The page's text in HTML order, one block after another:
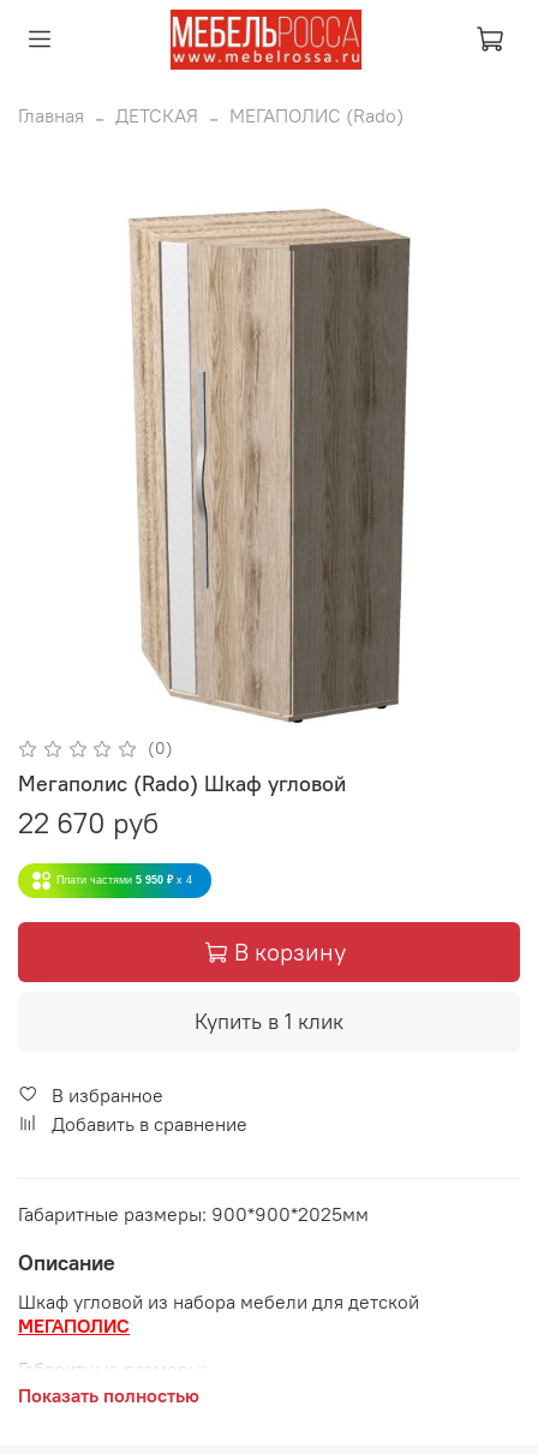
Главная ДЕТСКАЯ МЕГАПОЛИС (Rado)
(0)
Мегаполис (Rado) Шкаф угловой
22 670 руб
Плати частями 5 950 ₽ x 4
В корзину
Купить в 1 клик
В избранное
Добавить в сравнение
Габаритные размеры: 900*900*2025мм
Описание
Шкаф угловой из набора мебели для детской
МЕГАПОЛИС
Габаритные размеры:
Показать полностью